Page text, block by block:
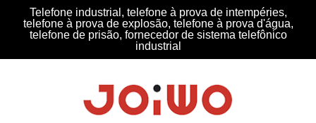
Telefone industrial, telefone à prova de intempéries,
telefone à prova de explosão, telefone à prova d'água,
telefone de prisão, fornecedor de sistema telefônico
industrial